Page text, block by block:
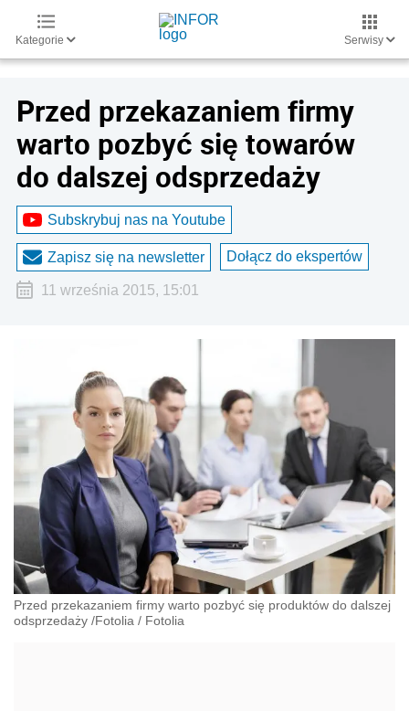
Kategorie Serwisy
Przed przekazaniem firmy
warto pozbyć się towarów
do dalszej odsprzedaży
Subskrybuj nas na Youtube
Zapisz się na newsletter Dołącz do ekspertów
11 września 2015, 15:01
Przed przekazaniem firmy warto pozbyć się produktów do dalszej
odsprzedaży /Fotolia / Fotolia